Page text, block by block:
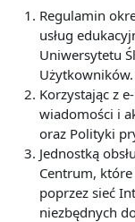
Regulamin
usług
Uniwersytetu
Użytkowników.
Korzystając z
wiadomości i
oraz Polityki
Jednostką
Centrum,
poprzez sieć
niezbędnych